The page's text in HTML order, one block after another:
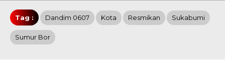
Tag : Dandim 0607 Kota Resmikan Sukabumi
Sumur Bor